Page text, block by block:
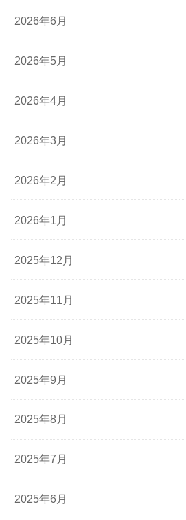
2026年6月
2026年5月
2026年4月
2026年3月
2026年2月
2026年1月
2025年12月
2025年11月
2025年10月
2025年9月
2025年8月
2025年7月
2025年6月